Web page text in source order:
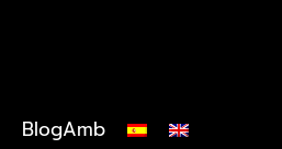
BlogAmb